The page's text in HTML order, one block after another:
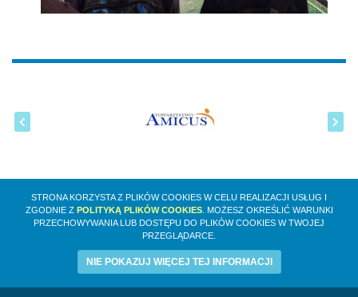
STRONA KORZYSTA Z PLIKÓW COOKIES W CELU REALIZACJI USŁUG I
ZGODNIE Z POLITYKĄ PLIKÓW COOKIES. MOŻESZ OKREŚLIĆ WARUNKI
PRZECHOWYWANIA LUB DOSTĘPU DO PLIKÓW COOKIES W TWOJEJ
PRZEGLĄDARCE.
NIE POKAZUJ WIĘCEJ TEJ INFORMACJI